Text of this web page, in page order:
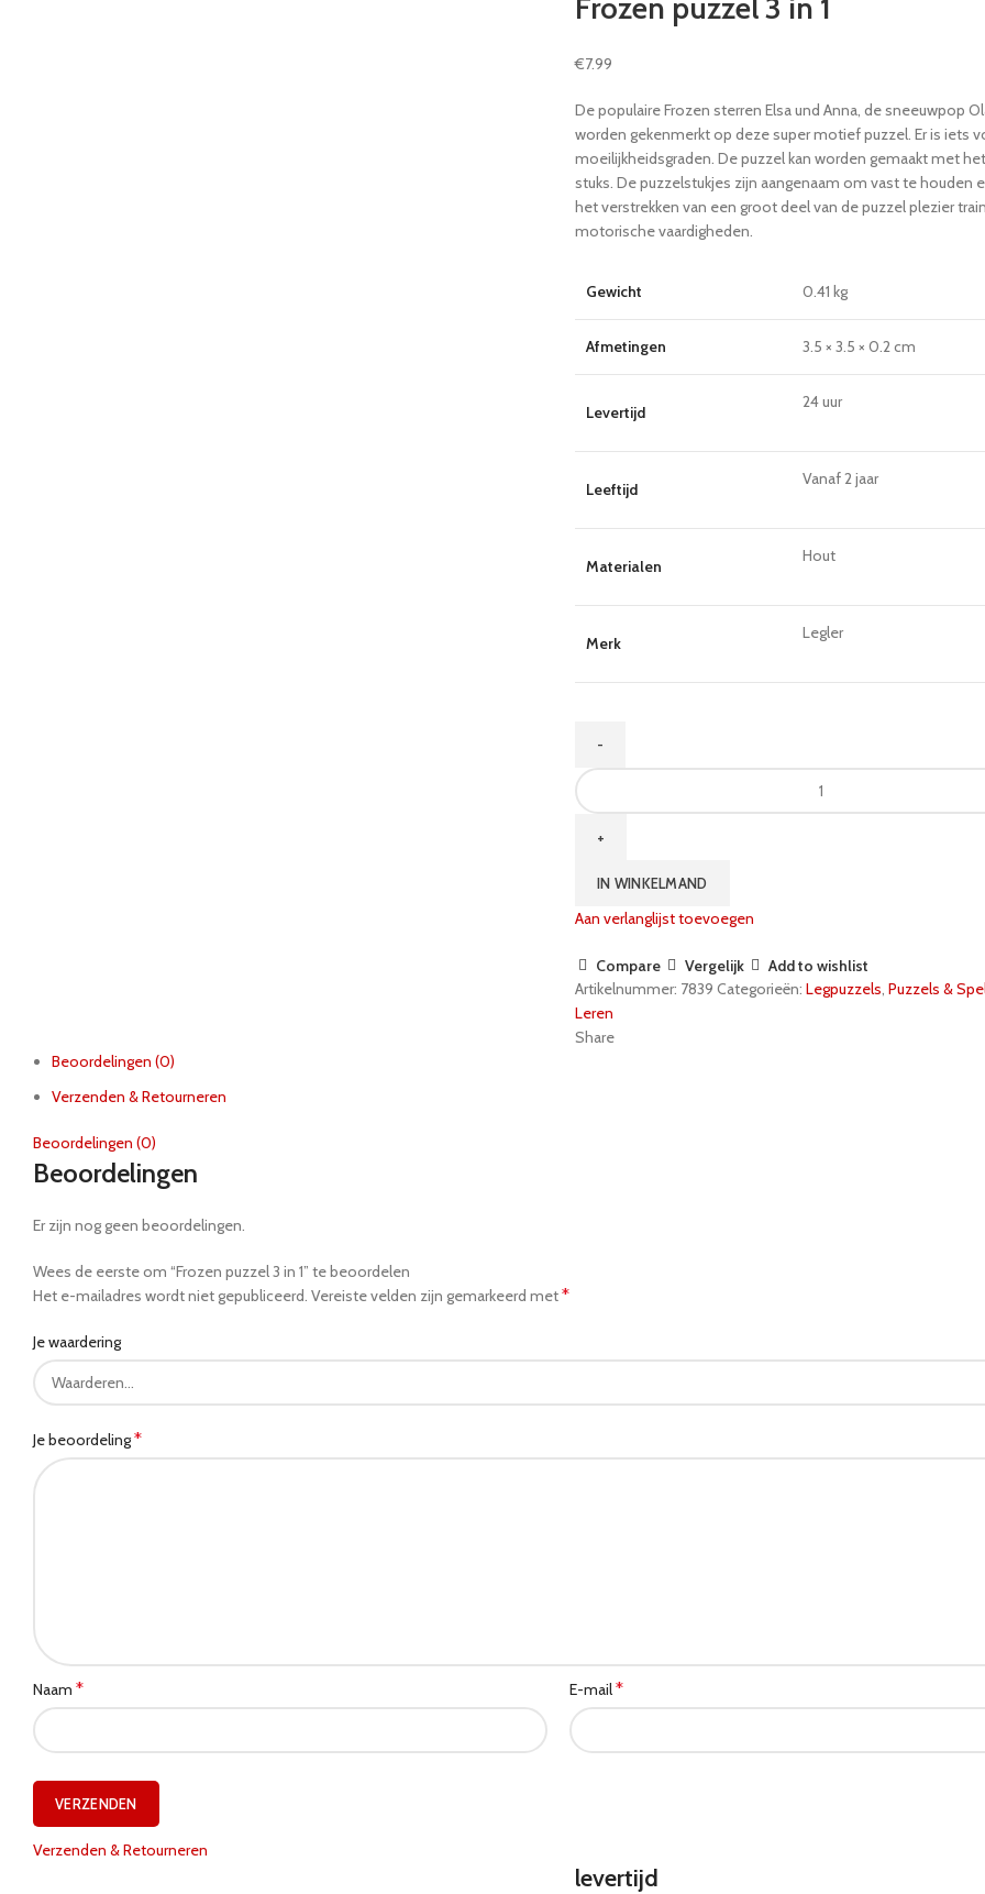
€7.99
De populaire Frozen sterren Elsa und Anna, de sneeuwpop
worden gekenmerkt op deze super motief puzzel. Er is iets
moeilijkheidsgraden. De puzzel kan worden gemaakt met
stuks. De puzzelstukjes zijn aangenaam om vast te houden
het verstrekken van een groot deel van de puzzel plezier
motorische vaardigheden.
Gewicht 0.41 kg
Afmetingen 3.5 × 3.5 × 0.2 cm
Levertijd
24 uur
Leeftijd
Vanaf 2 jaar
Materialen
Hout
Merk
Legler
Frozen
puzzel
IN WINKELMAND
Aan verlanglijst toevoegen
Compare Vergelijk
Add to wishlist
Artikelnummer: 7839 Categorieën: Legpuzzels Puzzels &
Leren
Share
Beoordelingen (0)
Verzenden & Retourneren
Beoordelingen (0)
Beoordelingen
Er zijn nog geen beoordelingen.
Wees de eerste om “Frozen puzzel 3 in 1” te beoordelen
Het e-mailadres wordt niet gepubliceerd. Vereiste velden zijn gemarkeerd met*
Je waardering
Je beoordeling*
Naam * E-mail*
Verzenden & Retourneren
levertijd